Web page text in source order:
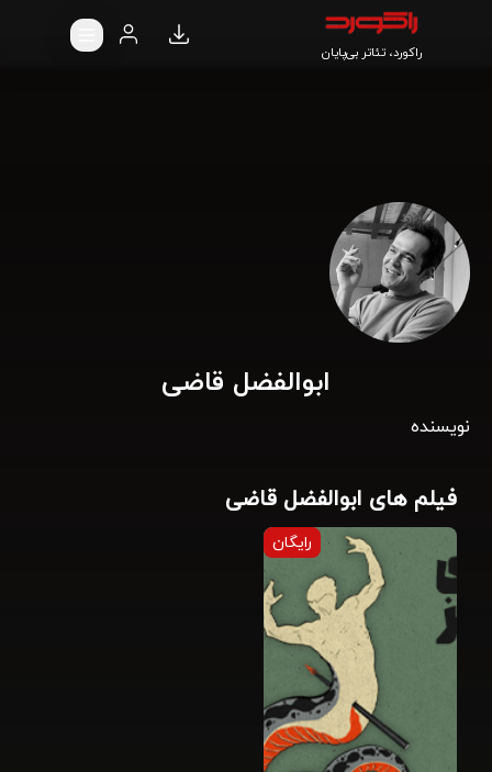
راکورد، تئاتر بی‌پایان
ابوالفضل قاضی
نویسنده
فیلم های ابوالفضل قاضی
رایگان